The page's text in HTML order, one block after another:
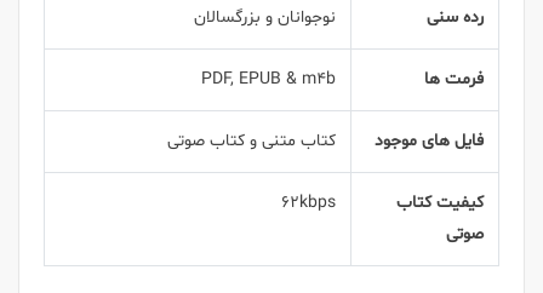
رده سنی نوجوانان و بزرگسالان
فرمت ها PDF, EPUB & m4b
فایل های موجود کتاب متنی و کتاب صوتی
کیفیت کتاب
صوتی
62kbps